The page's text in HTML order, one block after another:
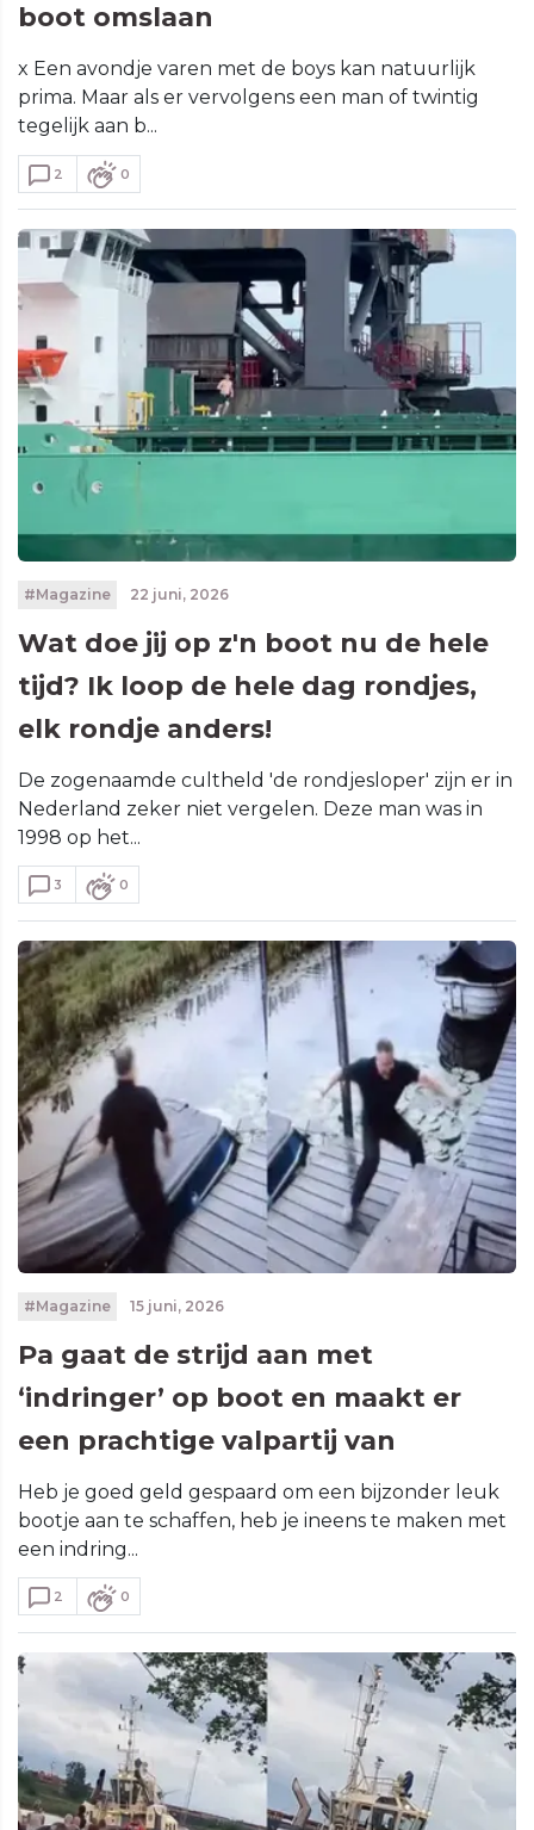
boot omslaan
x Een avondje varen met de boys kan natuurlijk
prima. Maar als er vervolgens een man of twintig
tegelijk aan b...
2 0
#Magazine 22 juni, 2026
Wat doe jij op z'n boot nu de hele
tijd? Ik loop de hele dag rondjes,
elk rondje anders!
De zogenaamde cultheld 'de rondjesloper' zijn er in
Nederland zeker niet vergelen. Deze man was in
1998 op het...
3 0
#Magazine 15 juni, 2026
Pa gaat de strijd aan met
‘indringer’ op boot en maakt er
een prachtige valpartij van
Heb je goed geld gespaard om een bijzonder leuk
bootje aan te schaffen, heb je ineens te maken met
een indring...
2 0